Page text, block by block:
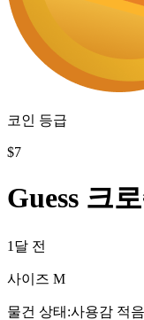
코인 등급
$7
Guess 크
1달 전
사이즈 M
물건 상태 :사용감 적음